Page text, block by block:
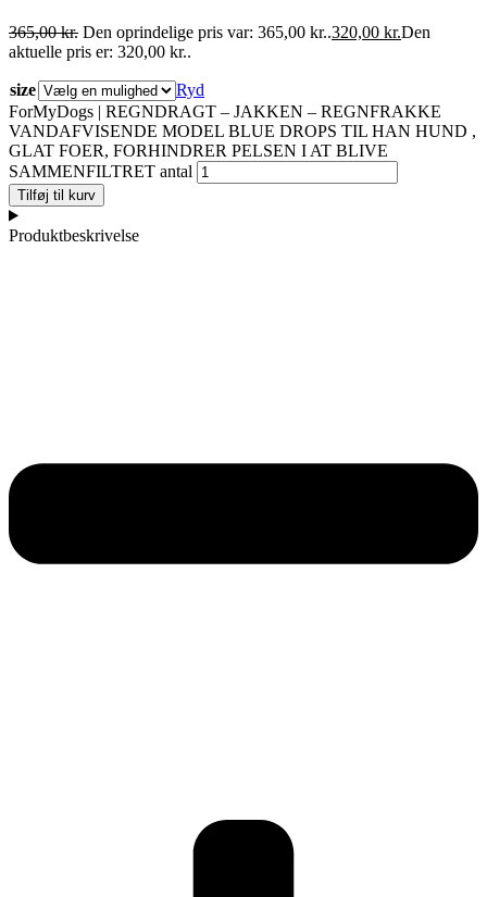
365,00kr. Den oprindelige pris var: 365,00 kr..320,00 kr.Den
aktuelle pris er: 320,00 kr..
size
Ryd
ForMyDogs | REGNDRAGT – JAKKEN – REGNFRAKKE
VANDAFVISENDE MODEL BLUE DROPS TIL HAN HUND ,
GLAT FOER, FORHINDRER PELSEN I AT BLIVE
SAMMENFILTRET antal
Tilføj til kurv
Produktbeskrivelse